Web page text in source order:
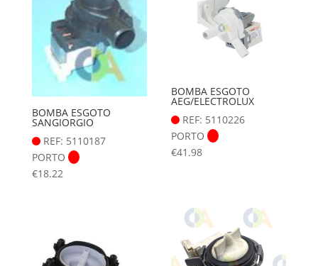
BOMBA ESGOTO
SANGIORGIO
REF: 5110187
PORTO
€18.22
BOMBA ESGOTO
AEG/ELECTROLUX
REF: 5110226
PORTO
€41.98